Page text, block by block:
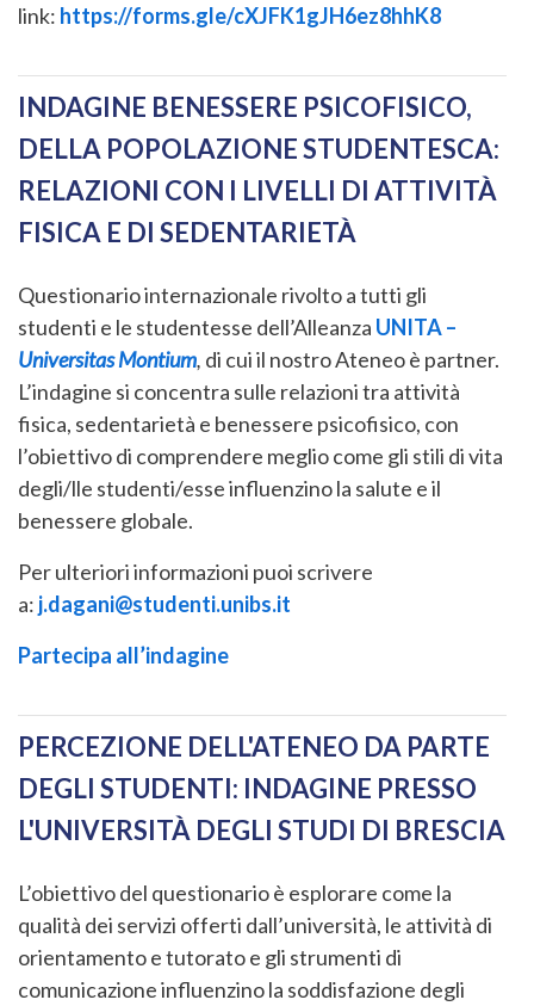
link: https://forms.gle/cXJFK1gJH6ez8hhK8
INDAGINE BENESSERE PSICOFISICO,
DELLA POPOLAZIONE STUDENTESCA:
RELAZIONI CON I LIVELLI DI ATTIVITÀ
FISICA E DI SEDENTARIETÀ
Questionario internazionale rivolto a tutti gli
studenti e le studentesse dell’Alleanza UNITA –
Universitas Montium, di cui il nostro Ateneo è partner.
L’indagine si concentra sulle relazioni tra attività
fisica, sedentarietà e benessere psicofisico, con
l’obiettivo di comprendere meglio come gli stili di vita
degli/lle studenti/esse influenzino la salute e il
benessere globale.
Per ulteriori informazioni puoi scrivere
a: j.dagani@studenti.unibs.it
Partecipa all’indagine
PERCEZIONE DELL'ATENEO DA PARTE
DEGLI STUDENTI: INDAGINE PRESSO
L'UNIVERSITÀ DEGLI STUDI DI BRESCIA
L’obiettivo del questionario è esplorare come la
qualità dei servizi offerti dall’università, le attività di
orientamento e tutorato e gli strumenti di
comunicazione influenzino la soddisfazione degli